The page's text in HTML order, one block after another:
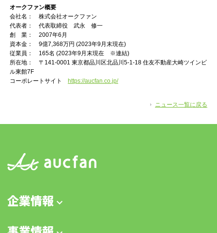
オークファン概要
会社名： 株式会社オークファン
代表者： 代表取締役 武永 修一
創 業： 2007年6月
資本金： 9億7,368万円 (2023年9月末現在)
従業員： 165名 (2023年9月末現在 ※連結)
所在地： 〒141-0001 東京都品川区北品川5-1-18 住友不動産大崎ツインビ
ル東館7F
コーポレートサイト
https://aucfan.co.jp/
ニュース一覧に戻る
企業情報